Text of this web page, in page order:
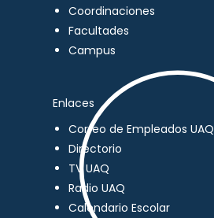
Coordinaciones
Facultades
Campus
Enlaces
Correo de Empleados UAQ
Directorio
TV UAQ
Radio UAQ
Calendario Escolar